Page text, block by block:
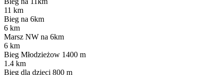
11 km
Bieg na 6km
6 km
Marsz NW na 6km
6 km
Bieg Młodzieżow 1400 m
1.4 km
Bieg dla dzieci 800 m